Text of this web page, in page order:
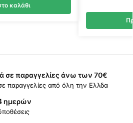
καλάθι
σε παραγγελίες άνω των 70€
παραγγελίες από όλη την Ελλδα
ημερών